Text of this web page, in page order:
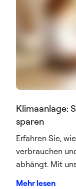
Klimaanlage:
sparen
Erfahren Sie,
verbrauchen
abhängt. Mit
Mehr lesen